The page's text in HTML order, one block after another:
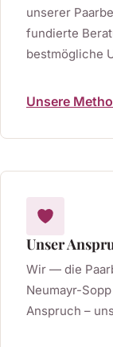
unserer
fundierte
bestmögliche
Unsere
Unser
Wir — die
Neumayr-
Anspruch –